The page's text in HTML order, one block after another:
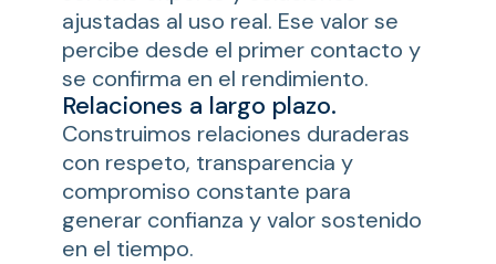
ajustadas al uso real. Ese valor se
percibe desde el primer contacto y
se confirma en el rendimiento.
Relaciones a largo plazo.
Construimos relaciones duraderas
con respeto, transparencia y
compromiso constante para
generar confianza y valor sostenido
en el tiempo.